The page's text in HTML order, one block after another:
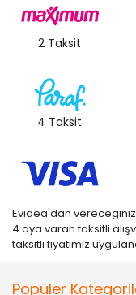
2 Taksit
4 Taksit
Evidea'dan vereceğiniz
4 aya varan taksitli
taksitli fiyatımız
Popüler